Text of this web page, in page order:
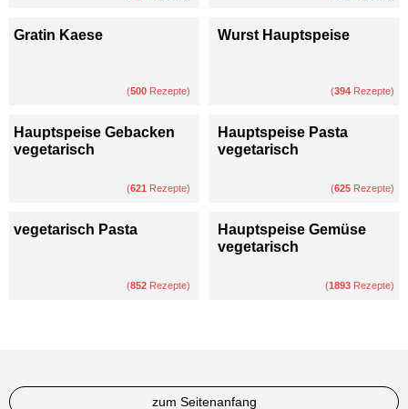
Gratin Kaese
(500 Rezepte)
Wurst Hauptspeise
(394 Rezepte)
Hauptspeise Gebacken
vegetarisch
(621 Rezepte)
Hauptspeise Pasta
vegetarisch
(625 Rezepte)
vegetarisch Pasta
(852 Rezepte)
Hauptspeise Gemüse
vegetarisch
(1893 Rezepte)
zum Seitenanfang